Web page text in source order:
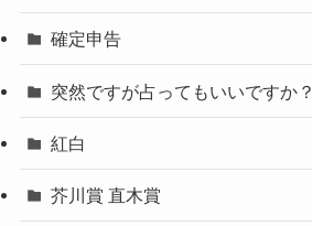
確定申告
突然ですが占ってもいいですか？
紅白
芥川賞 直木賞